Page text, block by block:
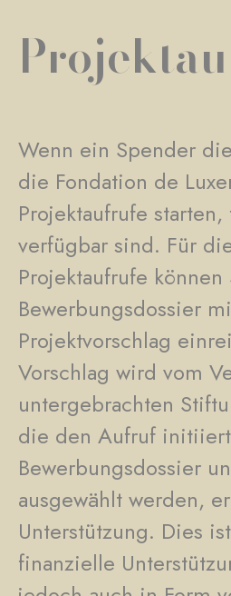
Wenn ein Spender
die Fondation de
Projektaufrufe
verfügbar sind. Für
Projektaufrufe
Bewerbungsdossier
Projektvorschlag
Vorschlag wird vom
untergebrachten
die den Aufruf
Bewerbungsdossier
ausgewählt werden,
Unterstützung. Dies
finanzielle